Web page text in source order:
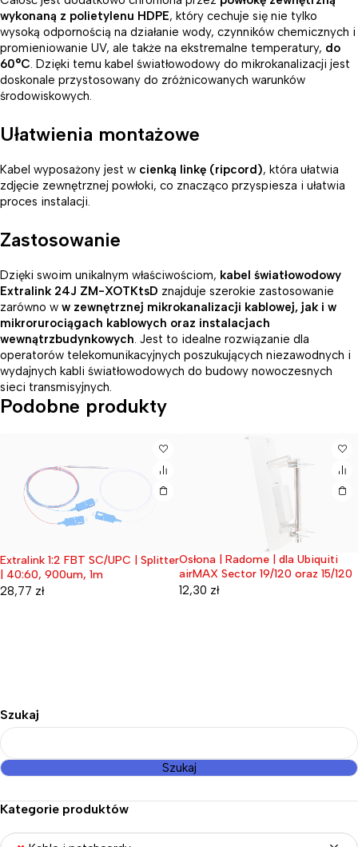
wykonaną z polietylenu HDPE, który cechuje się nie tylko
wysoką odpornością na działanie wody, czynników chemicznych i
promieniowanie UV, ale także na ekstremalne temperatury, do
60°C. Dzięki temu kabel światłowodowy do mikrokanalizacji jest
doskonale przystosowany do zróżnicowanych warunków
środowiskowych.
Ułatwienia montażowe
Kabel wyposażony jest w cienką linkę (ripcord), która ułatwia
zdjęcie zewnętrznej powłoki, co znacząco przyspiesza i ułatwia
proces instalacji.
Zastosowanie
Dzięki swoim unikalnym właściwościom, kabel światłowodowy
Extralink 24J ZM-XOTKtsD znajduje szerokie zastosowanie
zarówno w w zewnętrznej mikrokanalizacji kablowej, jak i w
mikrorurociągach kablowych oraz instalacjach
wewnątrzbudynkowych. Jest to idealne rozwiązanie dla
operatorów telekomunikacyjnych poszukujących niezawodnych i
wydajnych kabli światłowodowych do budowy nowoczesnych
sieci transmisyjnych.
Podobne produkty
Wyprzedane
Extralink 1:2 FBT SC/UPC | Splitter
| 40:60, 900um, 1m
28,77 zł
Wyprzedane
Osłona | Radome | dla Ubiquiti
airMAX Sector 19/120 oraz 15/120
12,30 zł
Szukaj
Szukaj
Kategorie produktów